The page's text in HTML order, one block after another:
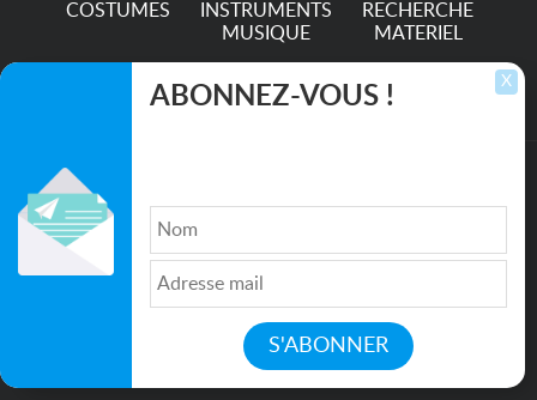
COSTUMES
INSTRUMENTS
MUSIQUE
RECHERCHE
MATERIEL
TRANSPORTS
Qui sommes nous ?| Médias
Politique de confidentialité| Partenaires|
Mentions légales
X
ABONNEZ-VOUS !